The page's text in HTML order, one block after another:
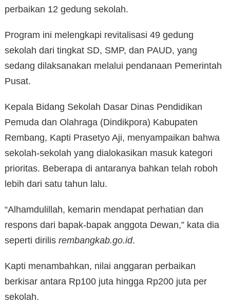
perbaikan 12 gedung sekolah.
Program ini melengkapi revitalisasi 49 gedung
sekolah dari tingkat SD, SMP, dan PAUD, yang
sedang dilaksanakan melalui pendanaan Pemerintah
Pusat.
Kepala Bidang Sekolah Dasar Dinas Pendidikan
Pemuda dan Olahraga (Dindikpora) Kabupaten
Rembang, Kapti Prasetyo Aji, menyampaikan bahwa
sekolah-sekolah yang dialokasikan masuk kategori
prioritas. Beberapa di antaranya bahkan telah roboh
lebih dari satu tahun lalu.
“Alhamdulillah, kemarin mendapat perhatian dan
respons dari bapak-bapak anggota Dewan,” kata dia
seperti dirilis rembangkab.go.id.
Kapti menambahkan, nilai anggaran perbaikan
berkisar antara Rp100 juta hingga Rp200 juta per
sekolah.